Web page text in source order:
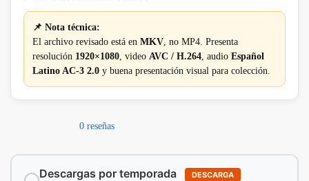
📌 Nota técnica:
El archivo revisado está en MKV , no MP4. Presenta
resolución 1920×1080 , video AVC / H.264 , audio Español
Latino AC-3 2.0 y buena presentación visual para colección.
0 reseñas
Descargas por temporada DESCARGA